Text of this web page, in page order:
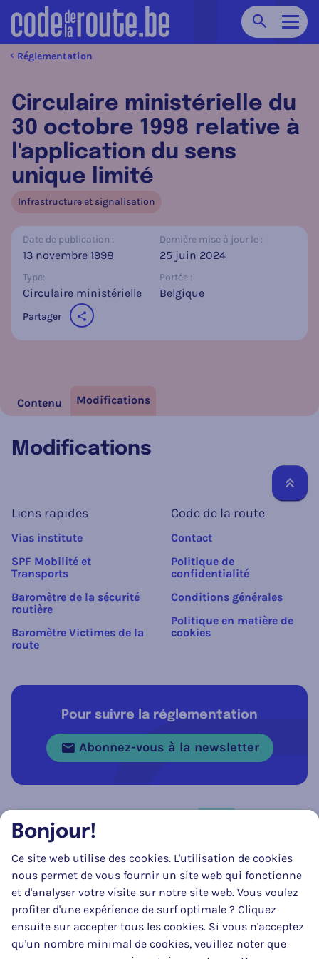
Chercher
Réglementation
Circulaire ministérielle du
30 octobre 1998 relative à
l'application du sens
unique limité
Infrastructure et signalisation
Date de publication :
13 novembre 1998
Dernière mise à jour le :
25 juin 2024
Type:
Circulaire ministérielle
Portée :
Belgique
Partager
sur les réseaux sociaux
Contenu Modifications
Modifications
Liens rapides
Vias institute
SPF Mobilité et
Transports
Baromètre de la sécurité
routière
Baromètre Victimes de la
route
Code de la route
Contact
Politique de
confidentialité
Conditions générales
Politique en matière de
cookies
Pour suivre la réglementation
Abonnez-vous à la newsletter
Suivez-nous sur
FacebookInstagramLinkedIn
Bonjour!
Ce site web utilise des cookies. L'utilisation de cookies
nous permet de vous fournir un site web qui fonctionne
et d'analyser votre visite sur notre site web. Vous voulez
profiter d'une expérience de surf optimale ? Cliquez
ensuite sur accepter tous les cookies. Si vous n'acceptez
qu'un nombre minimal de cookies, veuillez noter que